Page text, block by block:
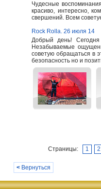
Чудесные
красиво, интересно,
свершений. Всем
Rock Rolla. 26 июля 14
Добрый день!
Незабываемые
советую обращаться в
безопасность но и
Страницы: 1 2
< Вернуться